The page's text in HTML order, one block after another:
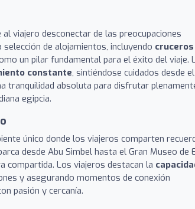
viajero desconectar de las preocupaciones
de alojamientos, incluyendo cruceros
un pilar fundamental para el éxito del viaje.
constante, sintiéndose cuidados desde el
tranquilidad absoluta para disfrutar
egipcia.
único donde los viajeros comparten
desde Abu Simbel hasta el Gran Museo de
compartida. Los viajeros destacan la
y asegurando momentos de conexión
pasión y cercanía.